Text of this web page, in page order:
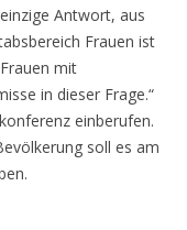
Antwort, aus
Frauen ist
mit
in dieser Frage.“
einberufen.
soll es am